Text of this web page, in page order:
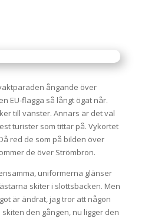
ångande över
EU-flagga så långt ögat når.
till vänster. Annars är det väl
turister som tittar på. Vykortet
red de som på bilden över
de över Strömbron.
uniformerna glänser
skiter i slottsbacken. Men
är ändrat, jag tror att någon
den gången, nu ligger den